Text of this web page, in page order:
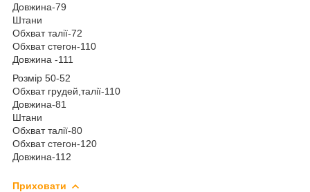
Довжина-79
Штани
Обхват талії-72
Обхват стегон-110
Довжина -111
Розмір 50-52
Обхват грудей,талії-110
Довжина-81
Штани
Обхват талії-80
Обхват стегон-120
Довжина-112
Приховати